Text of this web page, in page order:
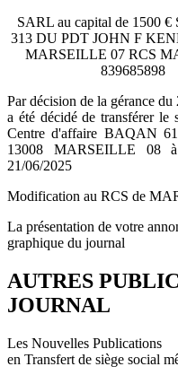
SARL au capital de 1500 €
313 DU PDT JOHN F
MARSEILLE 07 RCS
839685898
Par décision de la gérance
a été décidé de transférer le
Centre d'affaire BAQAN
13008 MARSEILLE 08
21/06/2025
Modification au RCS de
La présentation de votre
graphique du journal
AUTRES
JOURNAL
Les Nouvelles Publications
en Transfert de siège social